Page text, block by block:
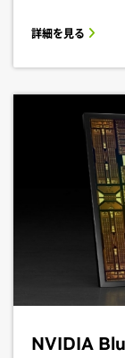
詳細を見る
NVIDIA